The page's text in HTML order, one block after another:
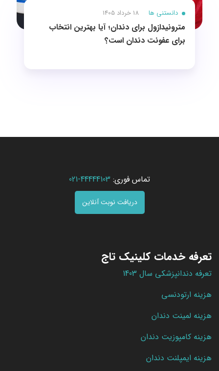
دانستنی ها 18 خرداد 1405
مترونیدازول برای دندان؛ آیا بهترین انتخاب
برای عفونت دندان است؟
تماس فوری: 44444103-021
دریافت نوبت آنلاین
تعرفه خدمات کلینیک تاج
تعرفه دندانپزشکی سال 1403
هزینه ارتودنسی
هزینه لمینت دندان
هزینه کامپوزیت دندان
هزینه ایمپلنت دندان